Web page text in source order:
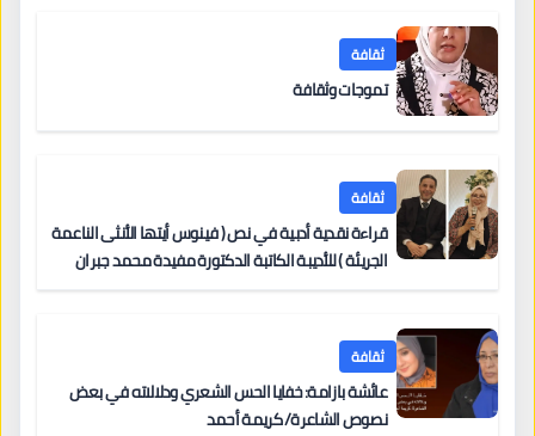
ثقافة
تموجات وثقافة
ثقافة
قراءة نقدية أدبية في نص ( فينوس أيتها الأنثى الناعمة
الجريئة ) للأديبة الكاتبة الدكتورة مفيدة محمد جبران
ثقافة
عائشة بازامة: خفايا الحس الشعري ودلالاته في بعض
نصوص الشاعرة/ كريمة أحمد